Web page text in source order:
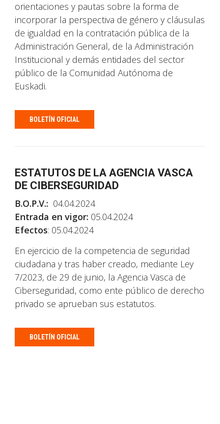
orientaciones y pautas sobre la forma de
incorporar la perspectiva de género y cláusulas
de igualdad en la contratación pública de la
Administración General, de la Administración
Institucional y demás entidades del sector
público de la Comunidad Autónoma de
Euskadi.
BOLETÍN OFICIAL
ESTATUTOS DE LA AGENCIA VASCA
DE CIBERSEGURIDAD
B.O.P.V.: 04.04.2024
Entrada en vigor: 05.04.2024
Efectos: 05.04.2024
En ejercicio de la competencia de seguridad
ciudadana y tras haber creado, mediante Ley
7/2023, de 29 de junio, la Agencia Vasca de
Ciberseguridad, como ente público de derecho
privado se aprueban sus estatutos.
BOLETÍN OFICIAL